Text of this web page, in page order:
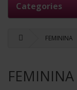
Categories
FEMININA
FEMININA